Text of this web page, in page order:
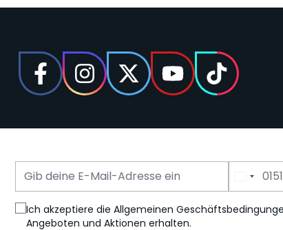
E-Mail Adresse
Telefonnummer
Ich akzeptiere die Allgemeinen
Angeboten und Aktionen erhalten.